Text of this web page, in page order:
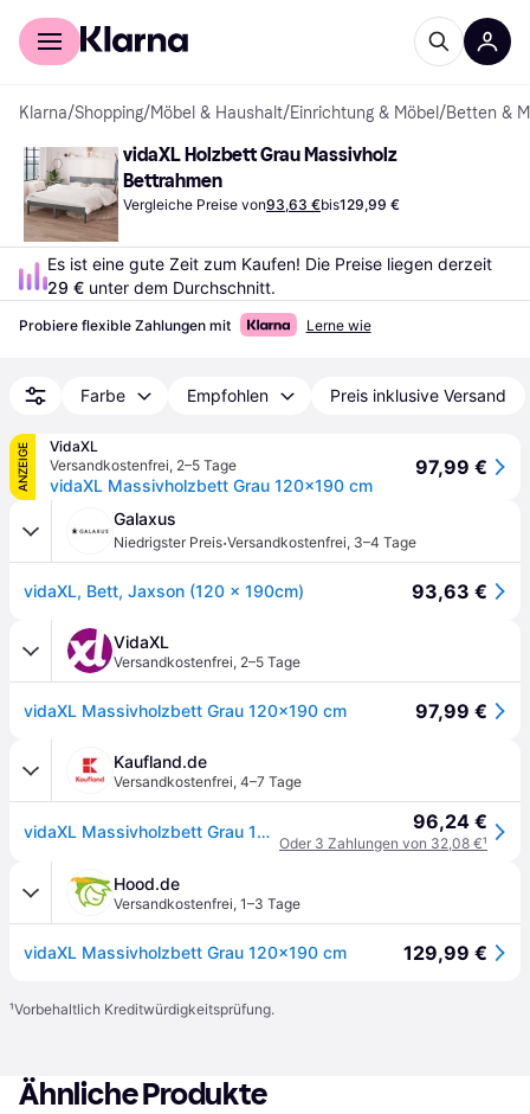
Für Shopper
Klarna/Shopping/Möbel & Haushalt/Einrichtung & Möbel /Betten &
vidaXL Holzbett Grau Massivholz
Bettrahmen
Vergleiche Preise von93,63 €bis129,99 €
29 € unter dem Durchschnitt.
Probiere flexible Zahlungen mit Lerne wie
Farbe Empfohlen Preis inklusive Versand
ANZEIGE
VidaXL
Versandkostenfrei, 2–5 Tage
vidaXL Massivholzbett Grau 120x190 cm
97,99 €
Galaxus
Niedrigster Preis·Versandkostenfrei, 3–4 Tage
vidaXL, Bett, Jaxson (120 x 190cm) 93,63 €
VidaXL
Versandkostenfrei, 2–5 Tage
vidaXL Massivholzbett Grau 120x190 cm 97,99 €
Kaufland.de
Versandkostenfrei, 4–7 Tage
vidaXL Massivholzbett Grau 120x190 cm 96,24 €
Oder 3 Zahlungen von 32,08 €¹
Hood.de
Versandkostenfrei, 1–3 Tage
vidaXL Massivholzbett Grau 120x190 cm 129,99 €
¹Vorbehaltlich Kreditwürdigkeitsprüfung.
Ähnliche Produkte